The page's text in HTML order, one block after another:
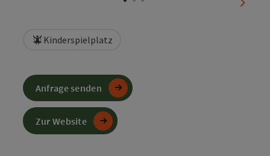
Kinderspielplatz
Anfrage senden
Zur Website